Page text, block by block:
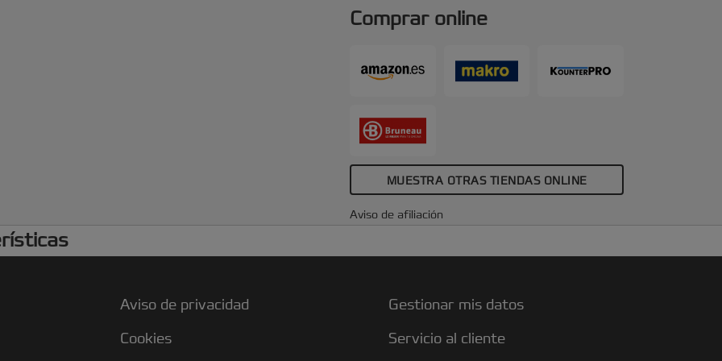
hojas A4, ofrecen una encuadernación
duradera y de calidad.
Comprar online
MUESTRA OTRAS TIENDAS ONLINE
Aviso de afiliación
Aviso de privacidad
Cookies
Gestionar mis datos
Servicio al cliente